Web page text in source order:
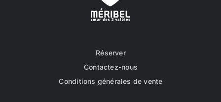
Réserver
Contactez-nous
Conditions générales de vente